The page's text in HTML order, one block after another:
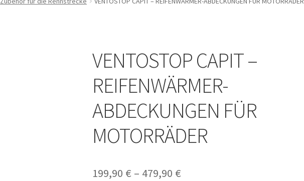
VENTOSTOP CAPIT –
REIFENWÄRMER-
ABDECKUNGEN FÜR
MOTORRÄDER
199,90 € – 479,90 €